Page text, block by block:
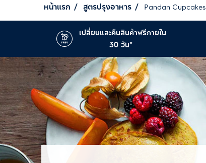
หน้าแรก สูตรปรุงอาหาร Pandan Cupcakes
เปลี่ยนและคืนสินค้าฟรีภายใน
30 วัน*